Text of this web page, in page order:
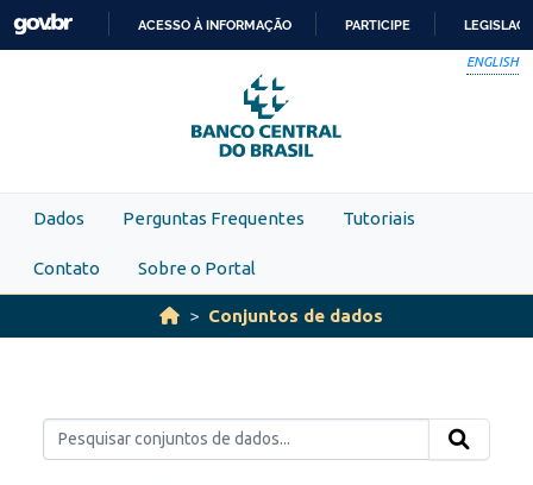
Skip to main content
PARA
O
CONTEÚDO
ACESSO À INFORMAÇÃO PARTICIPE
ENGLISH
Dados Perguntas Frequentes Tutoriais
Contato Sobre o Portal
Conjuntos de dados